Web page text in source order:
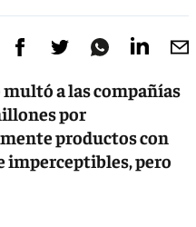
multó a las compañías
por
productos con
imperceptibles, pero